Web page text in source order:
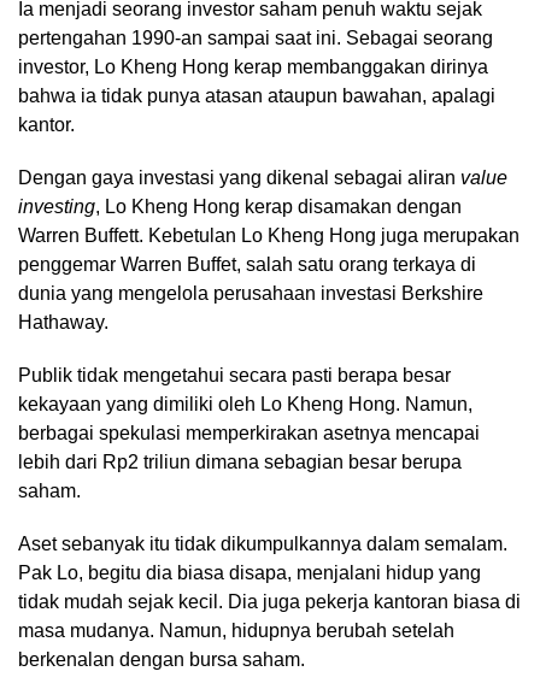
Ia menjadi seorang investor saham penuh waktu sejak
pertengahan 1990-an sampai saat ini. Sebagai seorang
investor, Lo Kheng Hong kerap membanggakan dirinya
bahwa ia tidak punya atasan ataupun bawahan, apalagi
kantor.
Dengan gaya investasi yang dikenal sebagai aliran value
investing, Lo Kheng Hong kerap disamakan dengan
Warren Buffett. Kebetulan Lo Kheng Hong juga merupakan
penggemar Warren Buffet, salah satu orang terkaya di
dunia yang mengelola perusahaan investasi Berkshire
Hathaway.
Publik tidak mengetahui secara pasti berapa besar
kekayaan yang dimiliki oleh Lo Kheng Hong. Namun,
berbagai spekulasi memperkirakan asetnya mencapai
lebih dari Rp2 triliun dimana sebagian besar berupa
saham.
Aset sebanyak itu tidak dikumpulkannya dalam semalam.
Pak Lo, begitu dia biasa disapa, menjalani hidup yang
tidak mudah sejak kecil. Dia juga pekerja kantoran biasa di
masa mudanya. Namun, hidupnya berubah setelah
berkenalan dengan bursa saham.